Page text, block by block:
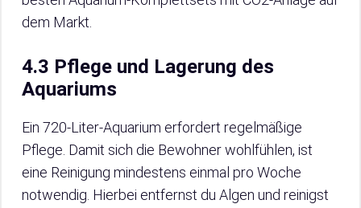
dem Markt.
4.3 Pflege und Lagerung des
Aquariums
Ein 720-Liter-Aquarium erfordert regelmäßige
Pflege. Damit sich die Bewohner wohlfühlen, ist
eine Reinigung mindestens einmal pro Woche
notwendig. Hierbei entfernst du Algen und reinigst